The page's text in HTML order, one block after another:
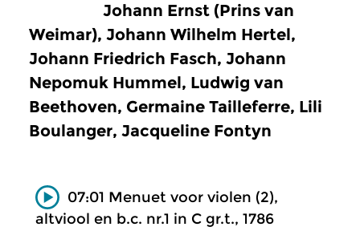
Johann Ernst (Prins van
Weimar), Johann Wilhelm Hertel,
Johann Friedrich Fasch, Johann
Nepomuk Hummel, Ludwig van
Beethoven, Germaine Tailleferre, Lili
Boulanger, Jacqueline Fontyn
07:01 Menuet voor violen (2),
altviool en b.c. nr.1 in C gr.t., 1786